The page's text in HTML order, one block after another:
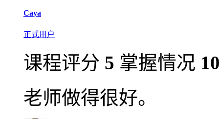
Caya
正式用户
课程评分 5 掌握情况
老师做得很好。